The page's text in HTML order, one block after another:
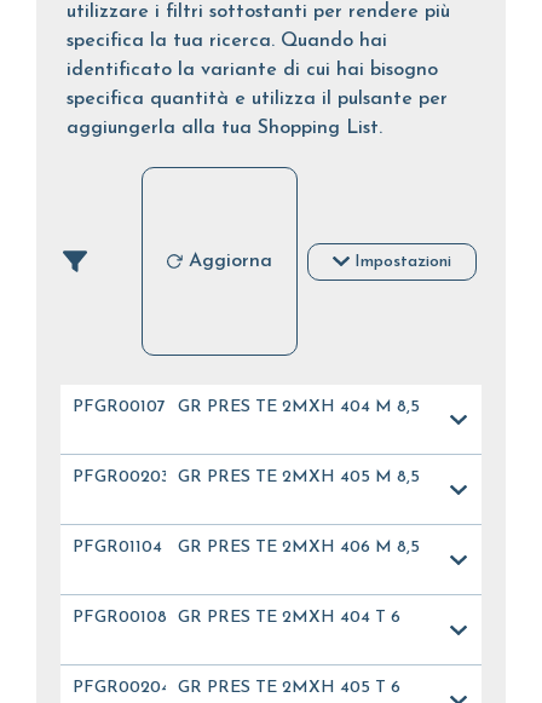
utilizzare i filtri sottostanti per rendere più
specifica la tua ricerca. Quando hai
identificato la variante di cui hai bisogno
specifica quantità e utilizza il pulsante per
aggiungerla alla tua Shopping List.
Aggiorna Impostazioni
PFGR00107 GR PRES TE 2MXH 404 M 8,5
PFGR00203 GR PRES TE 2MXH 405 M 8,5
PFGR01104 GR PRES TE 2MXH 406 M 8,5
PFGR00108 GR PRES TE 2MXH 404 T 6
PFGR00204 GR PRES TE 2MXH 405 T 6